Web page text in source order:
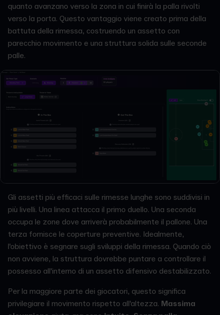
quanto avanzano verso la zona in cui finirà la palla rivolti
verso la porta. Questo vantaggio viene creato prima della
battuta della rimessa, costruendo un assetto con
parecchio movimento e una struttura solida sulle seconde
palle.
Gli assetti più efficaci sulle rimesse lunghe sono suddivisi in
più livelli. Una linea attacca il primo duello. Una seconda
occupa le zone dove arriverà probabilmente il pallone. Una
terza fornisce le coperture preventive. Idealmente,
l'obiettivo è segnare sugli sviluppi della rimessa. Quando ciò
non avviene, la struttura dovrebbe puntare a controllare il
possesso all'interno di un assetto difensivo destabilizzato.
Per la maggiore parte dei giocatori, questo significa
privilegiare il movimento rispetto all'altezza. Massima